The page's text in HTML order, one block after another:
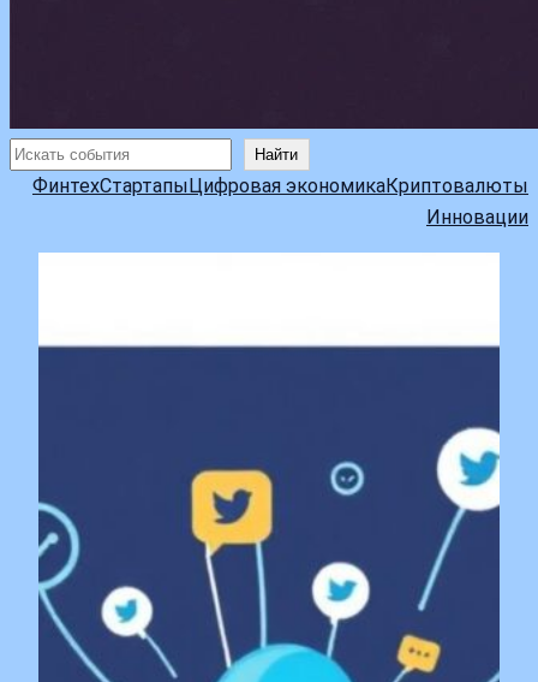
Поиск Найти
ФинтехСтартапыЦифровая экономикаКриптовалюты
Инновации